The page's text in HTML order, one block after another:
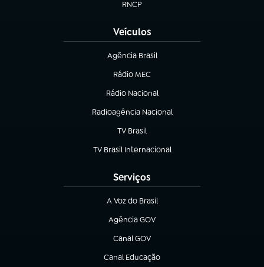
RNCP
(abre em nova aba)
Veículos
Agência Brasil
(abre em nova aba)
Rádio MEC
(abre em nova aba)
Rádio Nacional
Radioagência Nacional
(abre em nova aba)
TV Brasil
(abre em nova aba)
TV Brasil Internacional
(abre em nova aba)
Serviços
A Voz do Brasil
(abre em nova aba)
Agência GOV
(abre em nova aba)
Canal GOV
(abre em nova aba)
Canal Educação
(abre em nova aba)